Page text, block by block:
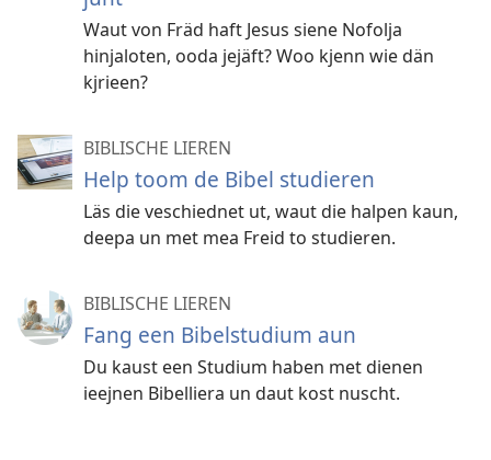
Waut von Fräd haft Jesus siene Nofolja
hinjaloten, ooda jejäft? Woo kjenn wie dän
kjrieen?
BIBLISCHE LIEREN
Help toom de Bibel studieren
Läs die veschiednet ut, waut die halpen kaun,
deepa un met mea Freid to studieren.
BIBLISCHE LIEREN
Fang een Bibelstudium aun
Du kaust een Studium haben met dienen
ieejnen Bibelliera un daut kost nuscht.